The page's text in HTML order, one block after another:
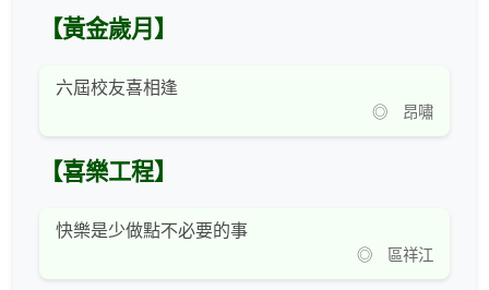
【黃金歲月】
六屆校友喜相逢
◎ 昂嘯
【喜樂工程】
快樂是少做點不必要的事
◎ 區祥江